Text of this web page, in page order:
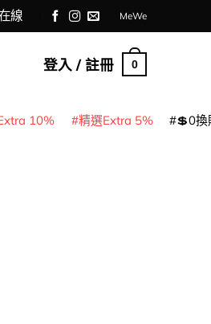
線 MeWe
登入 / 註冊 0
10% 精選Extra 5% 💲0換